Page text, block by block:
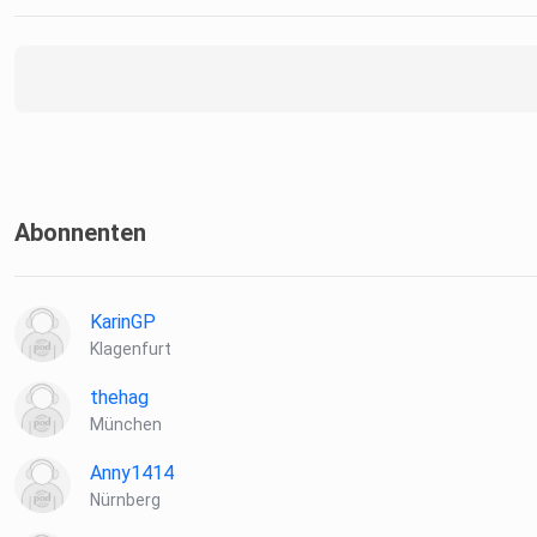
Abonnenten
KarinGP
Klagenfurt
thehag
München
Anny1414
Nürnberg